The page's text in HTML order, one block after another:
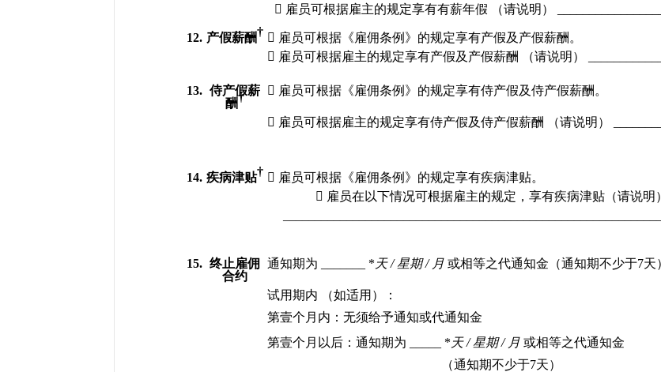
 雇员可根据雇主的规定享有有薪年假 （请说明）
12. 产假薪酬†  雇员可根据《雇佣条例》的规定享有产假及产假薪酬。
 雇员可根据雇主的规定享有产假及产假薪酬 （请说明）
13. 侍产假薪
酬†  雇员可根据《雇佣条例》的规定享有侍产假及侍产假薪酬。
 雇员可根据雇主的规定享有侍产假及侍产假薪酬 （请说明）
14. 疾病津贴†  雇员可根据《雇佣条例》的规定享有疾病津贴。
 雇员在以下情况可根据雇主的规定，享有疾病津贴（请说明）
15. 终止雇佣
合约
通知期为 _______ * 天 / 星期 / 月 或相等之代通知金（通知期不少于7天
试用期内
（如适用）：
第壹个月内：无须给予通知或代通知金
第壹个月以后：通知期为 _____ * 天 / 星期 / 月 或相等之代通知金
（通知期不少于7天）